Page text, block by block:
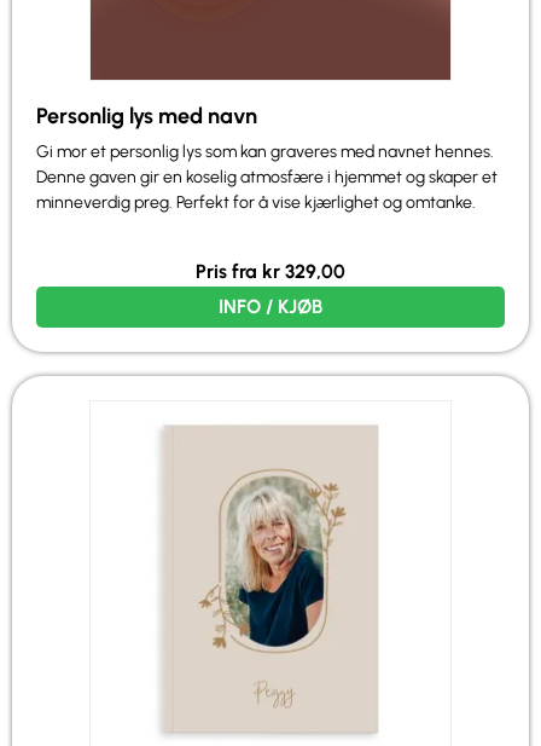
Personlig lys med navn
Gi mor et personlig lys som kan graveres med navnet hennes.
Denne gaven gir en koselig atmosfære i hjemmet og skaper et
minneverdig preg. Perfekt for å vise kjærlighet og omtanke.
Pris fra kr 329,00
INFO / KJØB